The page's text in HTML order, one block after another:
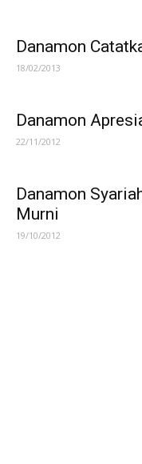
Danamon
18/02/2013
Danamon
22/11/2012
Danamon
Murni
19/10/2012